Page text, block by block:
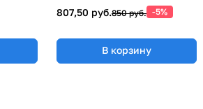
807,50 руб.850 руб. -5%
В корзину